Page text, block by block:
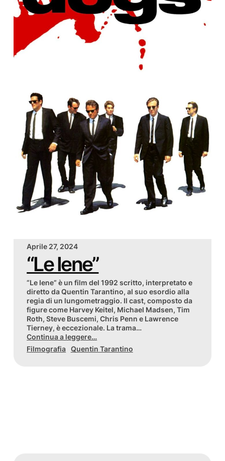
Aprile 27, 2024
“Le Iene”
“Le Iene” è un film del 1992 scritto, interpretato e
diretto da Quentin Tarantino, al suo esordio alla
regia di un lungometraggio. Il cast, composto da
figure come Harvey Keitel, Michael Madsen, Tim
Roth, Steve Buscemi, Chris Penn e Lawrence
Tierney, è eccezionale. La trama…
Continua a leggere…
Filmografia Quentin Tarantino